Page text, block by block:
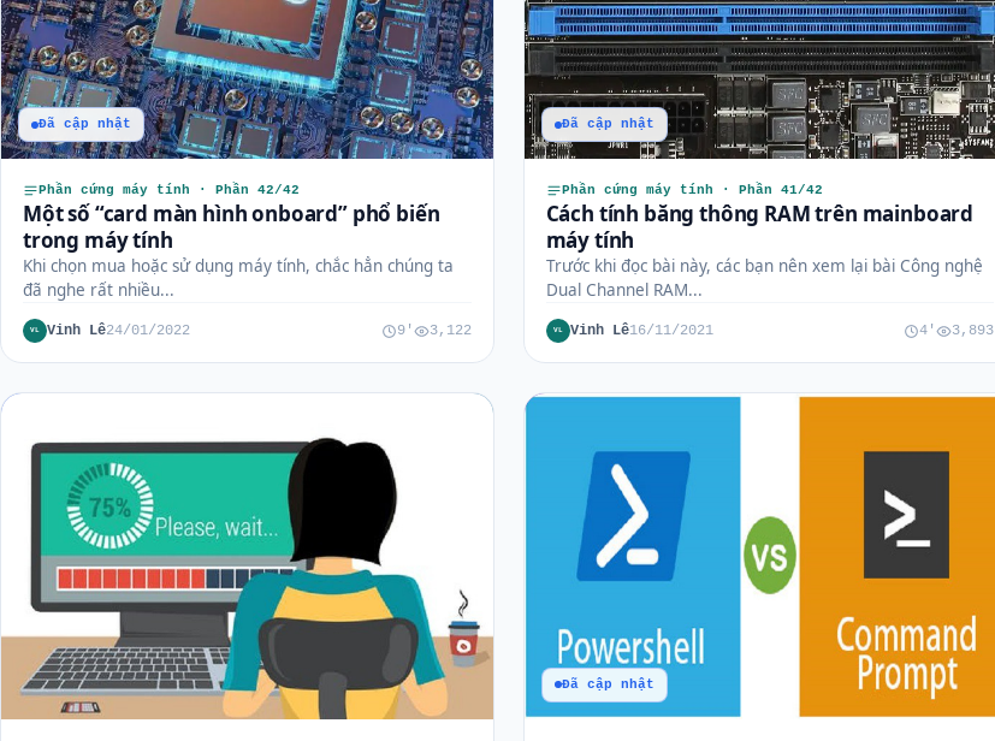
Đã cập nhật
Phần cứng máy tính · Phần 42/42
Một số “card màn hình onboard” phổ biến
trong máy tính
Khi chọn mua hoặc sử dụng máy tính, chắc hẳn chúng ta
đã nghe rất nhiều...
VL Vinh Lê24/01/2022 9' 3,122
Đã cập nhật
Phần cứng máy tính · Phần 41/42
Cách tính băng thông RAM trên mainboard
máy tính
Trước khi đọc bài này, các bạn nên xem lại bài Công nghệ
Dual Channel RAM...
VL Vinh Lê16/11/2021 4' 3,893
Đã cập nhật